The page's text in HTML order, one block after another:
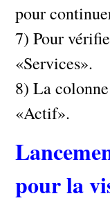
pour
7) Pour
«Services».
8) La
«Actif».
pour la